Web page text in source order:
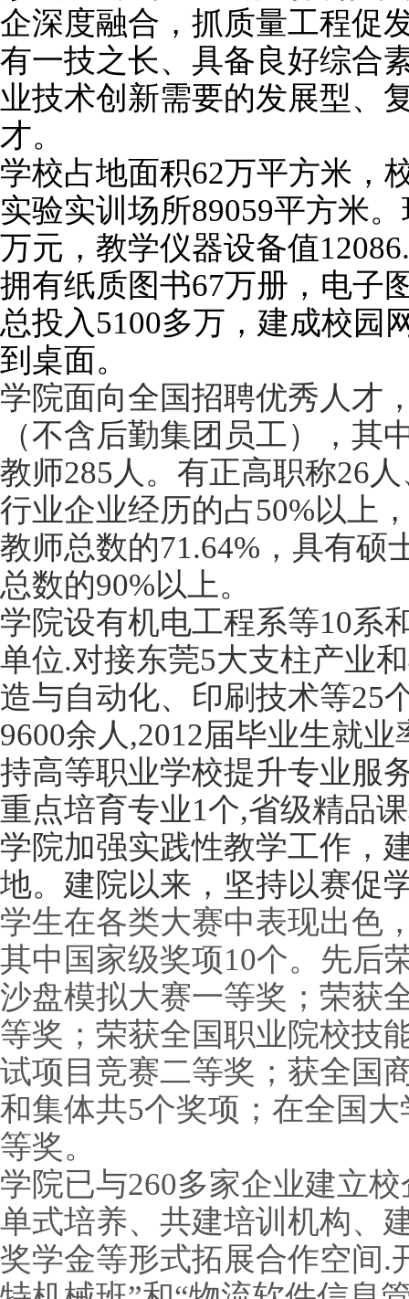
企深度融合，抓质量工程促
有一技之长、具备良好综合
业技术创新需要的发展型、
才。
学校占地面积62万平方米，
实验实训场所89059平方米。
万元，教学仪器设备值
拥有纸质图书67万册，电子
总投入5100多万，建成校园
到桌面。
学院面向全国招聘优秀人才
（不含后勤集团员工）
，其
教师285人。 有正高职称26
行业企业经历的占50%以上
教师总数的71.64%，具有硕
总数的90%以上。
学院设有机电工程系等10系
单位.对接东莞5大支柱产业
造与自动化、印刷技术等25
9600余人,2012届毕业生就业
持高等职业学校提升专业服
重点培育专业1个,省级精品
学院加强实践性教学工作，
地。建院以来，坚持以赛促
学生在各类大赛中表现出色
其中国家级奖项10个。先后
沙盘模拟大赛一等奖；荣获
等奖；荣获全国职业院校技
试项目竞赛二等奖；获全国
和集体共5个奖项；在全国
等奖。
学院已与260多家企业建立
单式培养、共建培训机构、
奖学金等形式拓展合作空间.